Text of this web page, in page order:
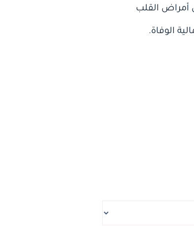
أمراض القلب
الوفاة.